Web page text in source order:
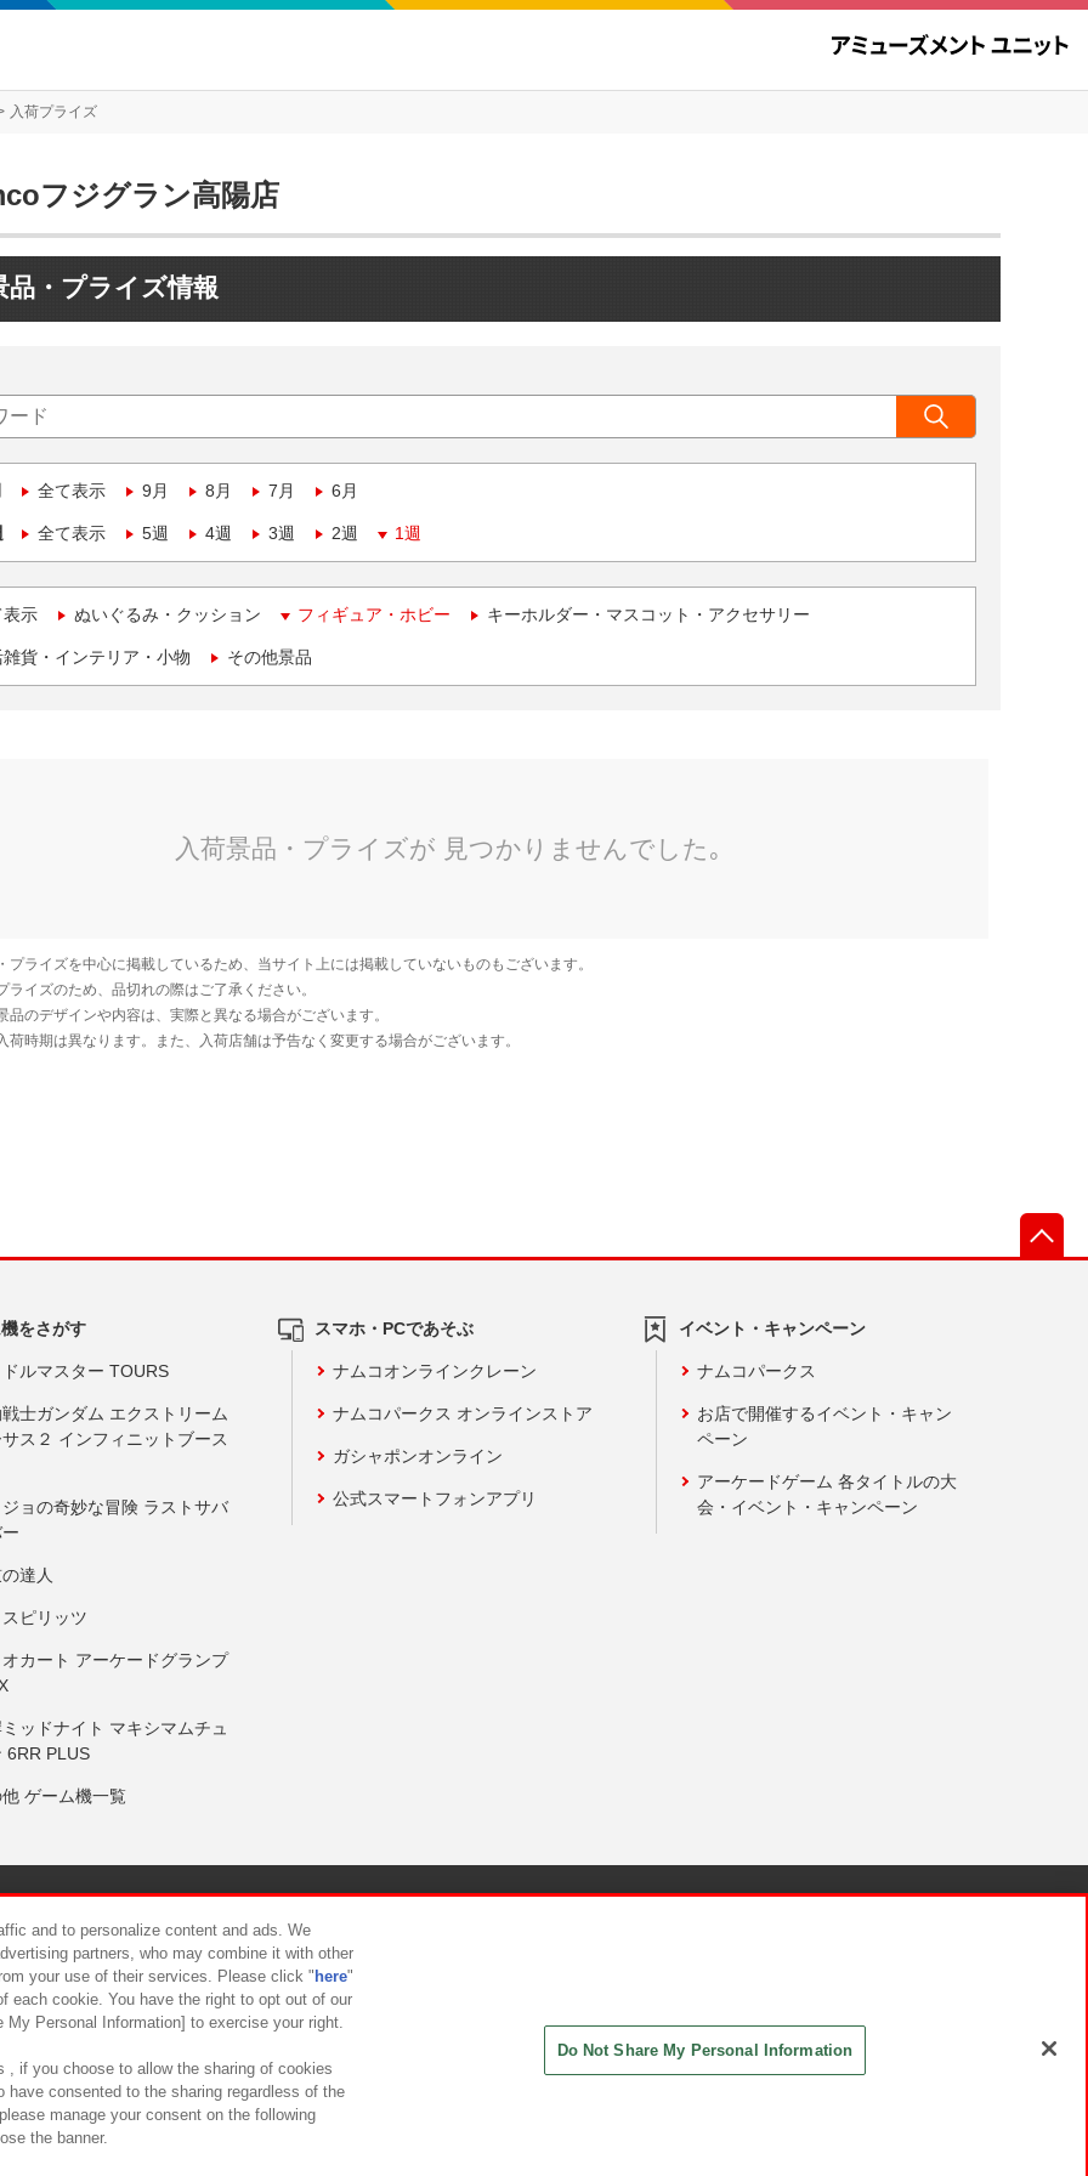
入荷プライズ
フジグラン高陽店
品・プライズ情報
全て表示 9月 8月 7月 6月
全て表示 5週 4週 3週 2週 1週
表示 ぬいぐるみ・クッション フィギュア・ホビー キーホルダー・マスコット・アクセサリー
貨・インテリア・小物 その他景品
をさがす
ルマスター TOURS
士ガンダム エクストリーム
ス２ インフィニットブース
ョの奇妙な冒険 ラストサバ
達人
ピリッツ
カート アーケードグランプ
ッドナイト マキシマムチュ
6RR PLUS
ゲーム機一覧
スマホ・PCであそぶ
ナムコオンラインクレーン
ナムコパークス オンラインストア
ガシャポンオンライン
公式スマートフォンアプリ
イベント・キャンペーン
ナムコパークス
お店で開催するイベント・キャン
ペーン
アーケードゲーム 各タイトルの大
会・イベント・キャンペーン
について カスタマーハラスメント対応方針
and to personalize content and ads. We
partners, who may combine it with other
your use of their services. Please click " here"
each cookie. You have the right to opt out of our
Personal Information] to exercise your right.
, if you choose to allow the sharing of cookies
have consented to the sharing regardless of the
manage your consent on the following
the banner.
Do Not Share My Personal Information